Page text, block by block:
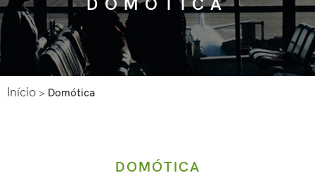
Início > Domótica
DOMÓTICA